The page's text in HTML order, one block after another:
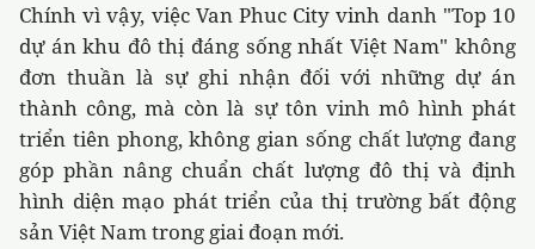
Chính vì vậy, việc Van Phuc City vinh danh "Top 10
dự án khu đô thị đáng sống nhất Việt Nam" không
đơn thuần là sự ghi nhận đối với những dự án
thành công, mà còn là sự tôn vinh mô hình phát
triển tiên phong, không gian sống chất lượng đang
góp phần nâng chuẩn chất lượng đô thị và định
hình diện mạo phát triển của thị trường bất động
sản Việt Nam trong giai đoạn mới.